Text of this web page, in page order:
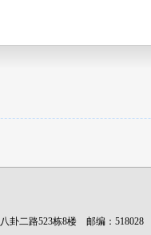
卦二路523栋8楼 邮编：518028